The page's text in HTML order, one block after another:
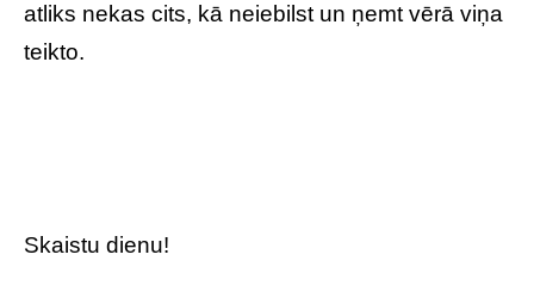
atliks nekas cits, kā neiebilst un ņemt vērā viņa
teikto.
Skaistu dienu!